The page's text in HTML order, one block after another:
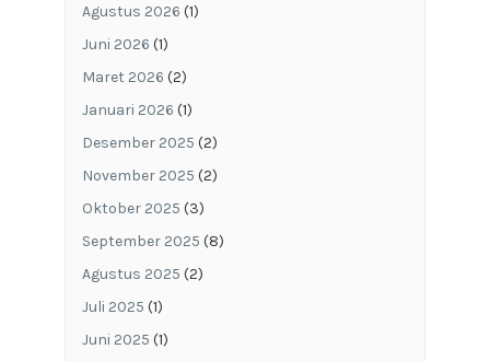
Agustus 2026 (1)
Juni 2026 (1)
Maret 2026 (2)
Januari 2026 (1)
Desember 2025 (2)
November 2025 (2)
Oktober 2025 (3)
September 2025 (8)
Agustus 2025 (2)
Juli 2025 (1)
Juni 2025 (1)